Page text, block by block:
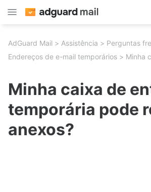
AdGuard Mail Assistência
Perguntas
Endereços de e-mail temporários
Minha caixa de
temporária pode
anexos?